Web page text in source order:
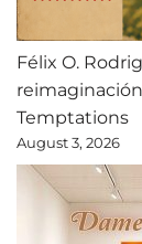
Félix O.
Temptations
August 3, 2026